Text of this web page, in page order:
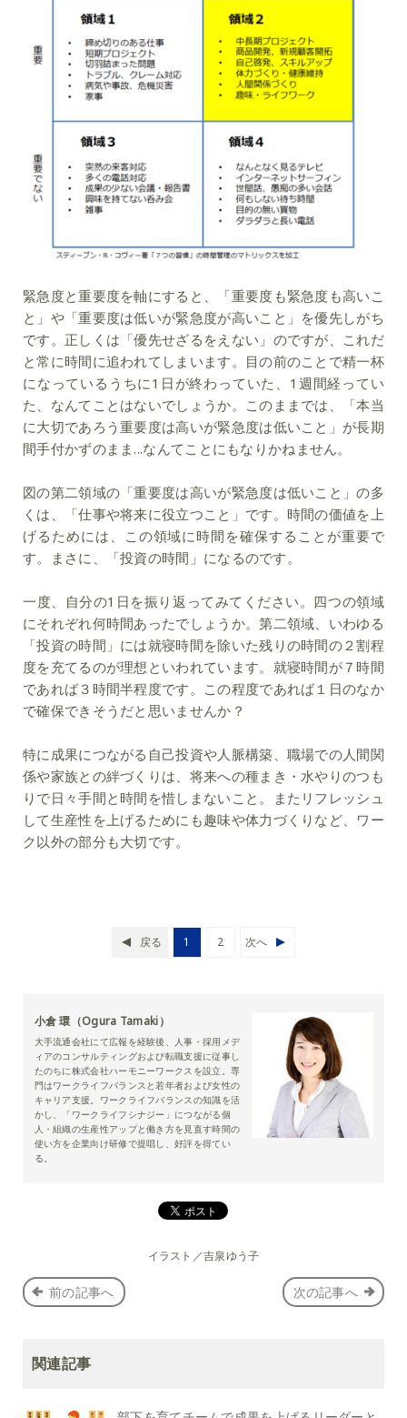
緊急度と重要度を軸にすると、「重要度も緊急度も高いこ
と」や「重要度は低いが緊急度が高いこと」を優先しがち
です。正しくは「優先せざるをえない」のですが、これだ
と常に時間に追われてしまいます。目の前のことで精一杯
になっているうちに1日が終わっていた、1週間経ってい
た、なんてことはないでしょうか。このままでは、「本当
に大切であろう重要度は高いが緊急度は低いこと」が長期
間手付かずのまま...なんてことにもなりかねません。
図の第二領域の「重要度は高いが緊急度は低いこと」の多
くは、「仕事や将来に役立つこと」です。時間の価値を上
げるためには、この領域に時間を確保することが重要で
す。まさに、「投資の時間」になるのです。
一度、自分の1日を振り返ってみてください。四つの領域
にそれぞれ何時間あったでしょうか。第二領域、いわゆる
「投資の時間」には就寝時間を除いた残りの時間の２割程
度を充てるのが理想といわれています。就寝時間が７時間
であれば３時間半程度です。この程度であれば１日のなか
で確保できそうだと思いませんか？
特に成果につながる自己投資や人脈構築、職場での人間関
係や家族との絆づくりは、将来への種まき・水やりのつも
りで日々手間と時間を惜しまないこと。またリフレッシュ
して生産性を上げるためにも趣味や体力づくりなど、ワー
ク以外の部分も大切です。
戻る 1 2 次へ
小倉 環（Ogura Tamaki）
大手流通会社にて広報を経験後、人事・採用メデ
ィアのコンサルティングおよび転職支援に従事し
たのちに株式会社ハーモニーワークスを設立。専
門はワークライフバランスと若年者および女性の
キャリア支援。ワークライフバランスの知識を活
かし、「ワークライフシナジー」につながる個
人・組織の生産性アップと働き方を見直す時間の
使い方を企業向け研修で提唱し、好評を得てい
る。
イラスト／吉泉ゆう子
前の記事へ 次の記事へ
関連記事